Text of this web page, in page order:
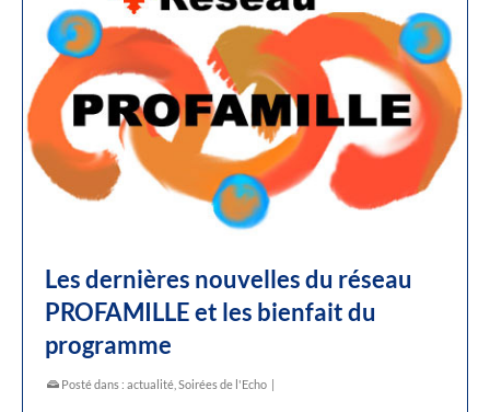
Les dernières nouvelles du réseau
PROFAMILLE et les bienfait du
programme
Posté dans : actualité Soirées de l'Echo